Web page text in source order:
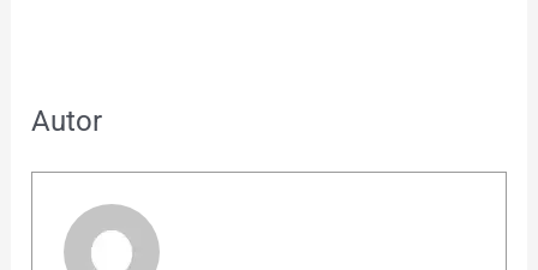
Autor